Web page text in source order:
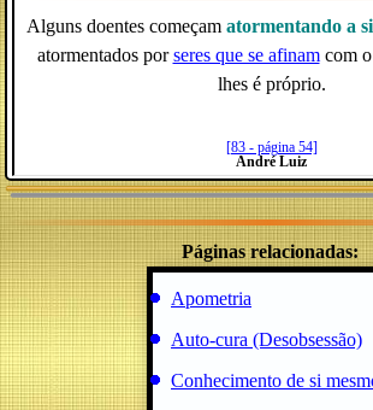
Alguns doentes começam atormentando a
atormentados porseres que se afinamcom o
lhes é próprio.
[83 - página 54]
André Luiz
Páginas relacionadas:
Apometria
Auto-cura (Desobsessão)
Conhecimento de si